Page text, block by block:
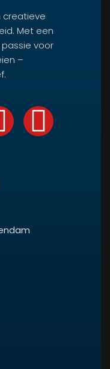
creatieve
Met een
voor
–